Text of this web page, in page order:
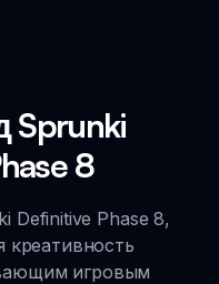
Sprunki
8
Definitive Phase 8,
креативность
игровым